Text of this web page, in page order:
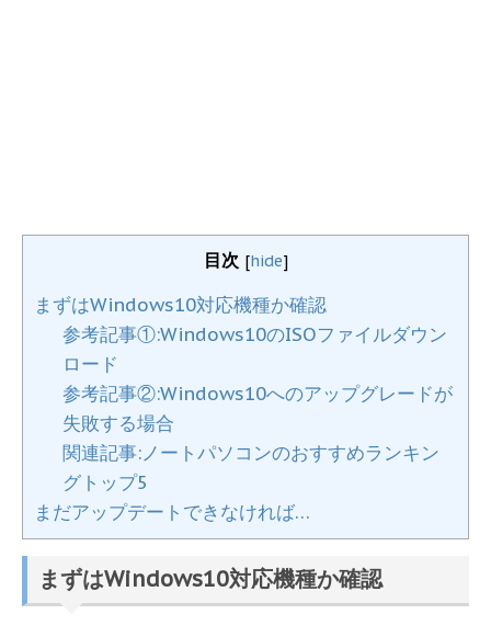
目次 [hide]
まずはWindows10対応機種か確認
参考記事①:Windows10のISOファイルダウン
ロード
参考記事②:Windows10へのアップグレードが
失敗する場合
関連記事:ノートパソコンのおすすめランキン
グトップ5
まだアップデートできなければ…
まずはWindows10対応機種か確認